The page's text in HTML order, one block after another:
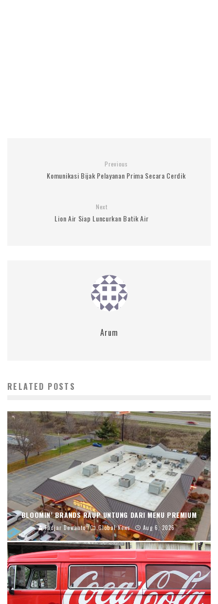
Previous
Komunikasi Bijak Pelayanan Prima Secara Cerdik
Next
Lion Air Siap Luncurkan Batik Air
Arum
RELATED POSTS
BLOOMIN’ BRANDS RAUP UNTUNG DARI MENU PREMIUM
Fadjar Dewanto Global News Aug 6, 2026